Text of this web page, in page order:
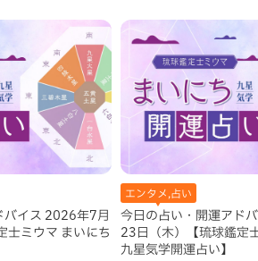
バイス 2026年7月
士ミウマ まいにち
エンタメ,占い
今日の占い・開運アド
23日（木）【琉球鑑定
九星気学開運占い】